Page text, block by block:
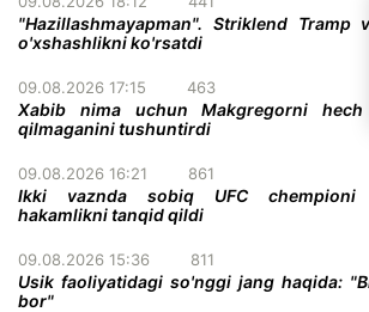
"Hazillashmayapman". Striklend Tramp
o'xshashlikni ko'rsatdi
09.08.2026 17:15 463
Xabib nima uchun Makgregorni hech
qilmaganini tushuntirdi
09.08.2026 16:21 861
Ikki vaznda sobiq UFC chempioni
hakamlikni tanqid qildi
09.08.2026 15:36 811
Usik faoliyatidagi so'nggi jang haqida:
bor"